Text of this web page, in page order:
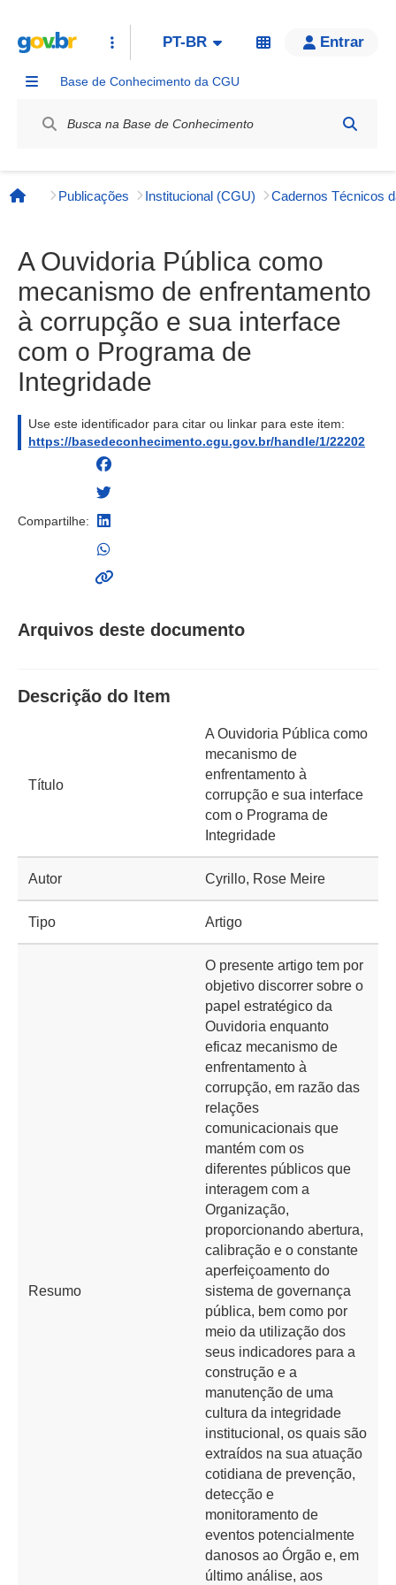
PT-BR Entrar
Base de Conhecimento da CGU
Página inicial
Publicações Institucional (CGU)
A Ouvidoria Pública como
mecanismo de enfrentamento
à corrupção e sua interface
com o Programa de
Integridade
Use este identificador para citar ou linkar para este item:
https://basedeconhecimento.cgu.gov.br/handle/1/22202
Compartilhe:
Arquivos deste documento
Descrição do Item
Título
A Ouvidoria Pública como
mecanismo de
enfrentamento à
corrupção e sua interface
com o Programa de
Integridade
Autor Cyrillo, Rose Meire
Tipo Artigo
Resumo
O presente artigo tem por
objetivo discorrer sobre o
papel estratégico da
Ouvidoria enquanto
eficaz mecanismo de
enfrentamento à
corrupção, em razão das
relações
comunicacionais que
mantém com os
diferentes públicos que
interagem com a
Organização,
proporcionando abertura,
calibração e o constante
aperfeiçoamento do
sistema de governança
pública, bem como por
meio da utilização dos
seus indicadores para a
construção e a
manutenção de uma
cultura da integridade
institucional, os quais são
extraídos na sua atuação
cotidiana de prevenção,
detecção e
monitoramento de
eventos potencialmente
danosos ao Órgão e, em
último análise, aos